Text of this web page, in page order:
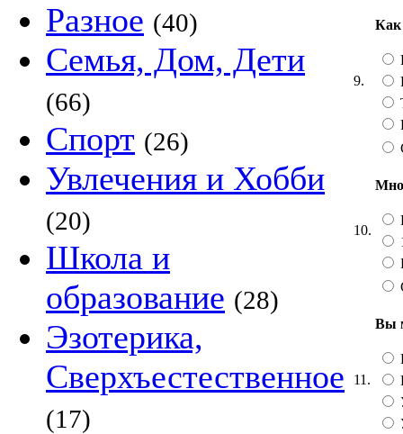
Разное (40)
Семья, Дом, Дети
(66)
Спорт (26)
Увлечения и Хобби
(20)
Школа и
образование (28)
Эзотерика,
Сверхъестественное
(17)
9.
Как
10.
11.
Вы